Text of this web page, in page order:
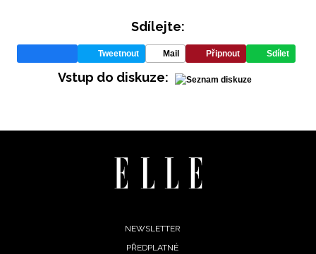
INFORMACE
Sdílejte:
Tweetnout Mail Připnout Sdílet
Vstup do diskuze:
NEWSLETTER
PŘEDPLATNÉ